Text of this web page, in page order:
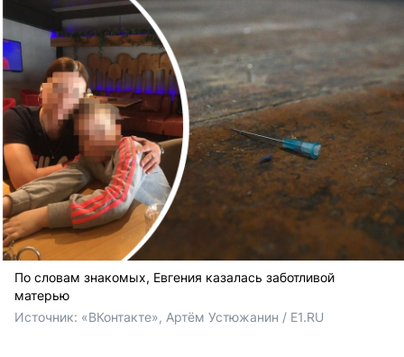
По словам знакомых, Евгения казалась заботливой
матерью
Источник: «ВКонтакте», Артём Устюжанин / E1.RU